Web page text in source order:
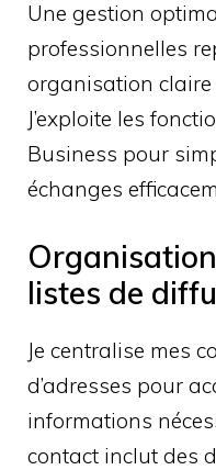
Une gestion
professionnelles
organisation
J’exploite les
Business pour
échanges
listes de
Je centralise mes
d’adresses pour
informations
contact inclut des